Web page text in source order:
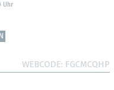
Uhr
WEBCODE FGCMCQHP